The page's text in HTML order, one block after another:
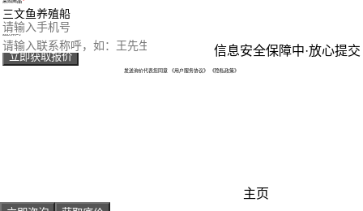
您的电话
您的称呼
立即获取报价 信息安全保障中·放心提交
发送询价代表您同意 《用户服务协议》 《隐私政策》
主页